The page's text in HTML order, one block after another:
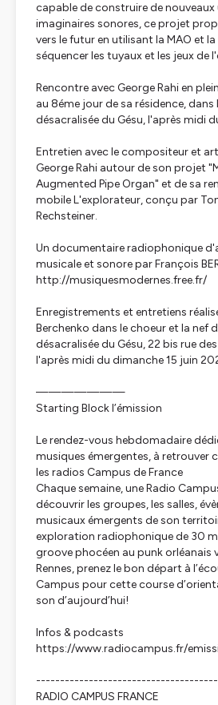
capable de construire de nouveaux
imaginaires sonores, ce projet
vers le futur en utilisant la MAO et
séquencer les tuyaux et les jeux de
Rencontre avec George Rahi en
au 8éme jour de sa résidence, dans
désacralisée du Gésu, l'après midi
Entretien avec le compositeur et
George Rahi autour de son projet
Augmented Pipe Organ" et de sa
mobile L'explorateur, conçu par
Rechsteiner.
Un documentaire radiophonique
musicale et sonore par François
http://musiquesmodernes.free.fr/
Enregistrements et entretiens
Berchenko dans le choeur et la nef
désacralisée du Gésu, 22 bis rue
l'après midi du dimanche 15 juin
———————
Starting Block l’émission
Le rendez-vous hebdomadaire
musiques émergentes, à retrouver
les radios Campus de France
Chaque semaine, une Radio
découvrir les groupes, les salles,
musicaux émergents de son
exploration radiophonique de 30
groove phocéen au punk orléanais
Rennes, prenez le bon départ à
Campus pour cette course
son d’aujourd’hui!
Infos & podcasts
https://www.radiocampus.fr/
RADIO CAMPUS FRANCE